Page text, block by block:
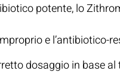
potente, lo
e l’antibiotico-
dosaggio in base